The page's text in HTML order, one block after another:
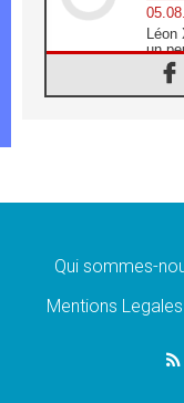
Léon
un
en
Qui sommes-
Mentions Legales